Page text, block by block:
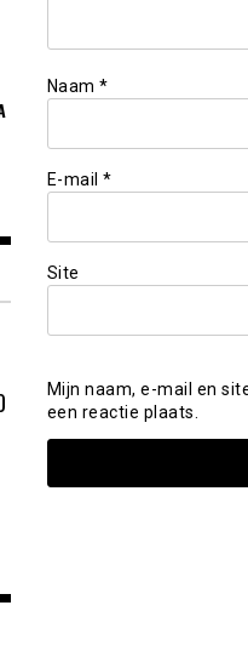
Naam *
E-mail *
Site
Mijn naam, e-mail en
een reactie plaats.